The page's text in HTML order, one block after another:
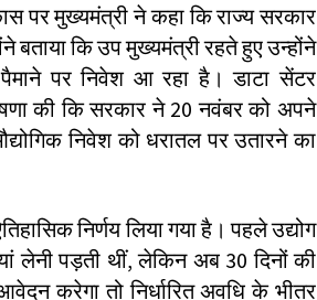
पर मुख्यमंत्री ने कहा कि राज्य सरकार
बताया कि उप मुख्यमंत्री रहते हुए उन्होंने
पर निवेश आ रहा है। डाटा सेंटर
की कि सरकार ने 20 नवंबर को अपने
निवेश को धरातल पर उतारने का
निर्णय लिया गया है। पहले उद्योग
लेनी पड़ती थीं, लेकिन अब 30 दिनों की
करेगा तो निर्धारित अवधि के भीतर